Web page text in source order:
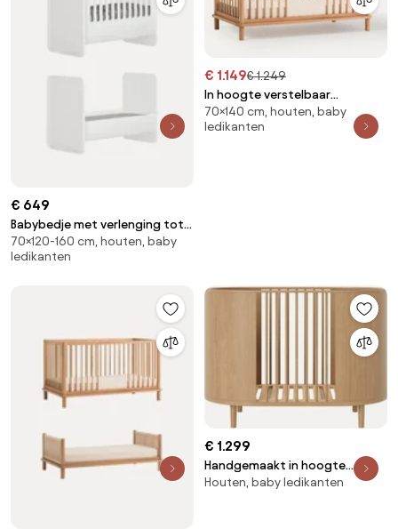
€ 649
Babybedje met verlenging tot
peuterbed, 70 x 120/160 cm
70×120-160 cm, houten, baby
ledikanten
€ 1.149€ 1.249
In hoogte verstelbaar
babybedje Latitude van
eikenhout, 70 x 140 cm
70×140 cm, houten, baby
ledikanten
€ 1.299
Handgemaakt in hoogte
verstelbaar babybed Kai,
Houten, baby ledikanten